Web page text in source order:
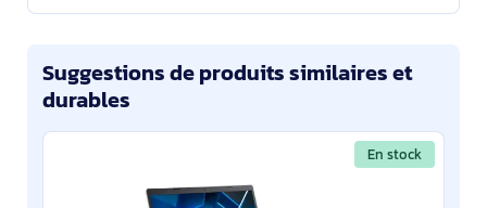
Suggestions de produits similaires et
durables
En stock